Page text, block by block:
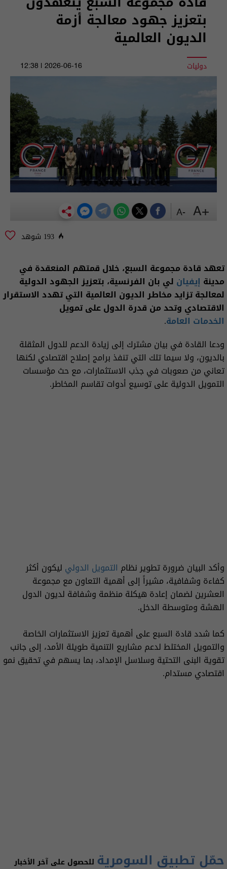
بتعزيز جهود معالجة أزمة
الديون العالمية
دوليات 2026-06-16 | 12:38
193 شوهد
تعهد قادة مجموعة السبع، خلال قمتهم المنعقدة في
مدينة إيفيان لي بان الفرنسية، بتعزيز الجهود الدولية
لمعالجة تزايد مخاطر الديون العالمية التي تهدد الاستقرار
الاقتصادي وتحد من قدرة الدول على تمويل
الخدمات العامة.
ودعا القادة في بيان مشترك إلى زيادة الدعم للدول المثقلة
بالديون، ولا سيما تلك التي تنفذ برامج إصلاح اقتصادي لكنها
تعاني من صعوبات في جذب الاستثمارات، مع حث مؤسسات
التمويل الدولية على توسيع أدوات تقاسم المخاطر.
وأكد البيان ضرورة تطوير نظام التمويل الدولي ليكون أكثر
كفاءة وشفافية، مشيراً إلى أهمية التعاون مع مجموعة
العشرين لضمان إعادة هيكلة منظمة وشفافة لديون الدول
الهشة ومتوسطة الدخل.
كما شدد قادة السبع على أهمية تعزيز الاستثمارات الخاصة
والتمويل المختلط لدعم مشاريع التنمية طويلة الأمد، إلى جانب
تقوية البنى التحتية وسلاسل الإمداد، بما يسهم في تحقيق نمو
اقتصادي مستدام.
حمّل تطبيق السومرية للحصول على آخر الأخبار
+A
-A